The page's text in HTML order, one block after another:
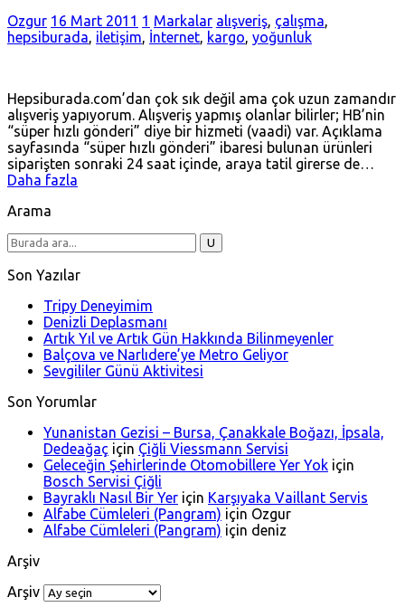
Ozgur 16 Mart 2011 1 Markalar alışveriş çalışma
hepsiburada iletişim İnternet kargo yoğunluk
Hepsiburada.com’dan çok sık değil ama çok uzun zamandır
alışveriş yapıyorum. Alışveriş yapmış olanlar bilirler; HB’nin
“süper hızlı gönderi” diye bir hizmeti (vaadi) var. Açıklama
sayfasında “süper hızlı gönderi” ibaresi bulunan ürünleri
siparişten sonraki 24 saat içinde, araya tatil girerse de…
Daha fazla
Arama
Son Yazılar
Tripy Deneyimim
Denizli Deplasmanı
Artık Yıl ve Artık Gün Hakkında Bilinmeyenler
Balçova ve Narlıdere’ye Metro Geliyor
Sevgililer Günü Aktivitesi
Son Yorumlar
Yunanistan Gezisi – Bursa, Çanakkale Boğazı, İpsala,
Dedeağaç için Çiğli Viessmann Servisi
Geleceğin Şehirlerinde Otomobillere Yer Yok için
Bosch Servisi Çiğli
Bayraklı Nasıl Bir Yer için Karşıyaka Vaillant Servis
Alfabe Cümleleri (Pangram) için Ozgur
Alfabe Cümleleri (Pangram) için deniz
Arşiv
Arşiv